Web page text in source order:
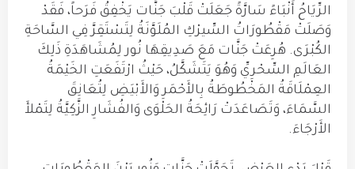
الرِّيَاحُ أَنْبَاءً سَارَّةً جَعَلَتْ قَلْبَ جَنَّات يَخْفِقُ فَرَحاً، فَقَدْ
وَصَلَتْ مَقْطُورَاتُ السِّيرْكِ المُلَوَّنَةُ لِتَسْتَقِرَّ فِي السَّاحَةِ
الكُبْرَى. هُرِعَتْ جَنَّات مَعَ صَدِيقِهَا نُور لِمُشَاهَدَةِ ذَلِكَ
العَالَمِ السِّحْرِيِّ وَهُوَ يَتَشَكَّلُ، حَيْثُ ارْتَفَعَتِ الخَيْمَةُ
العِمْلَاقَةُ المَخْطُوطَةُ بِالأَحْمَرِ وَالأَبْيَضِ لِتُعَانِقَ
السَّمَاءَ، وَتَصَاعَدَتْ رَائِحَةُ الحَلْوَى وَالفُشَارِ الزَّكِيَّةُ لِتَمْلأَ
الأَرْجَاءَ.